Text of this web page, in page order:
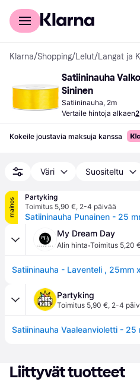
Kuluttajille
Klarna/Shopping/Lelut/Langat ja
Satiininauha
Sininen
Satiininauha, 2m
Vertaile hintoja alkaen
Kokeile joustavia maksuja kanssa
Väri Suositeltu
mainos
Partyking
Toimitus 5,90 €, 2-4 päivää
Satiininauha Punainen - 25
My Dream Day
Alin hinta·Toimitus 5,20 €
Satiininauha - Laventeli , 25mm
Partyking
Toimitus 5,90 €, 2-4
Satiininauha Vaaleanvioletti - 25
Liittyvät tuotteet